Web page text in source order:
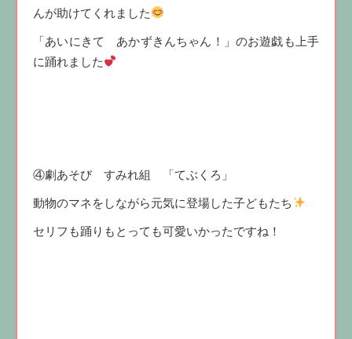
んが助けてくれました
「あいにきて あかずきんちゃん！」のお遊戯も上手
に踊れました
④劇あそび すみれ組 「てぶくろ」
動物のマネをしながら元気に登場した子どもたち
セリフも踊りもとっても可愛いかったですね！